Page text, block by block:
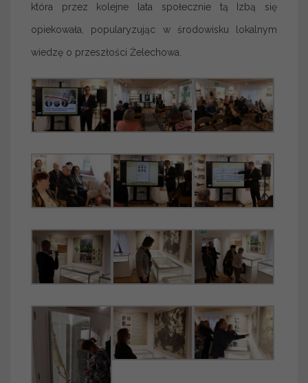
która przez kolejne lata społecznie tą Izbą się
opiekowała, popularyzując w środowisku lokalnym
wiedzę o przeszłości Żelechowa.